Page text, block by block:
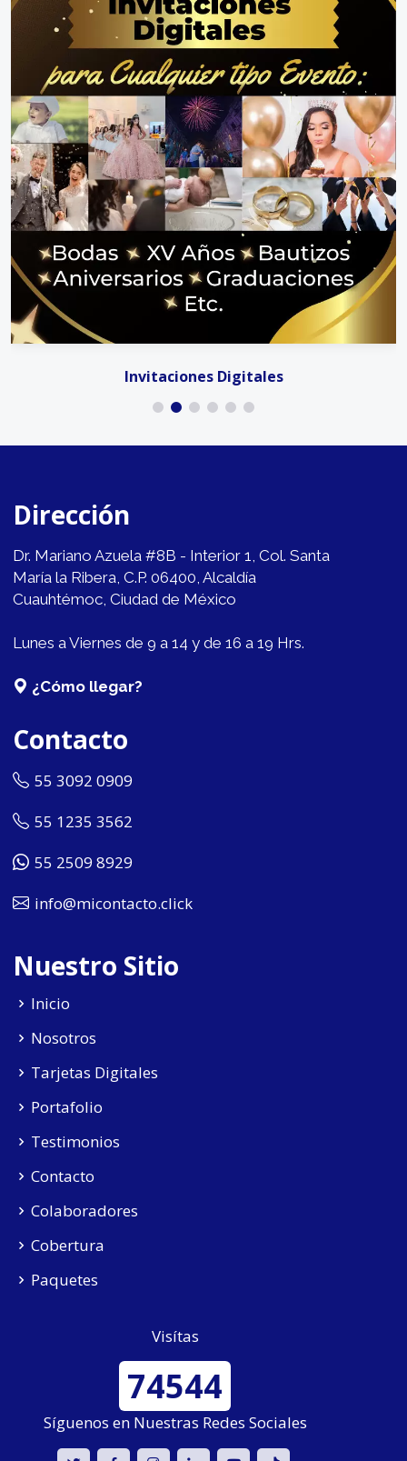
Invitaciones Digitales
Dirección
Dr. Mariano Azuela #8B - Interior 1, Col. Santa
María la Ribera, C.P. 06400, Alcaldía
Cuauhtémoc, Ciudad de México
Lunes a Viernes de 9 a 14 y de 16 a 19 Hrs.
¿Cómo llegar?
Contacto
55 3092 0909
55 1235 3562
55 2509 8929
info@micontacto.click
Nuestro Sitio
Inicio
Nosotros
Tarjetas Digitales
Portafolio
Testimonios
Contacto
Colaboradores
Cobertura
Paquetes
Visítas
74544
Síguenos en Nuestras Redes Sociales